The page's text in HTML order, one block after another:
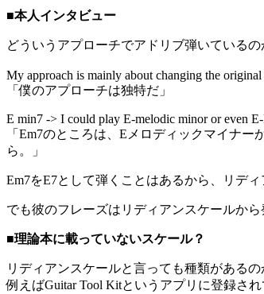
■本人インタビュー
どういうアプローチでアドリブ弾いている
My approach is mainly about changing the
「僕のアプローチは独特だ」
E min7 -> I could play E-melodic minor or even
「Em7のところは、Eメロディックマイナ
ら。」
Em7をE7として弾くことはあるから、リデ
でも彼のフレーズはリディアンスケールか
■理論本に載っていないスケール？
リディアンスケールと言っても種類がある
例えばGuitar Tool Kitというアプリに登録さ